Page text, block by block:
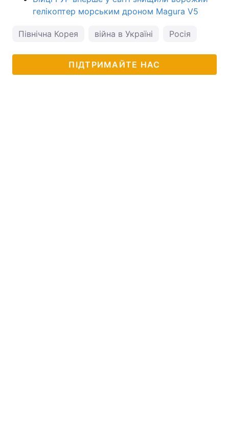
гелікоптер морським дроном Magura V5
Північна Корея війна в Україні Росія
ПІДТРИМАЙТЕ НАС